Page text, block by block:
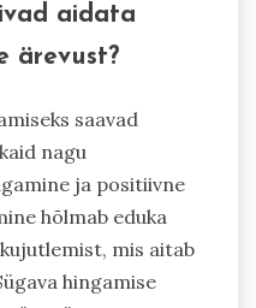
aidata
ärevust?
saavad
nagu
ja positiivne
hõlmab eduka
mis aitab
hingamise